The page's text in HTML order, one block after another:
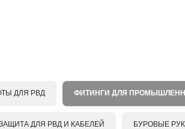
ДЛЯ РВД ФИТИНГИ ДЛЯ
ДЛЯ РВД И КАБЕЛЕЙ БУРОВЫЕ